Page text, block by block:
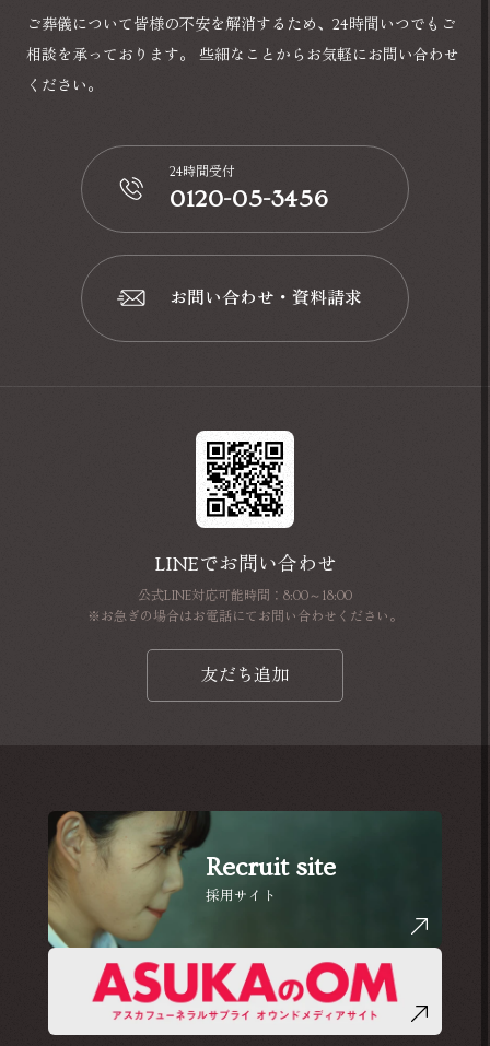
ご葬儀について皆様の不安を解消するため、24時間いつでもご
相談を承っております。
些細なことからお気軽にお問い合わせ
ください。
📞
24時間受付
0120-05-3456
📩
お問い合わせ・資料請求
LINEでお問い合わせ
公式LINE対応可能時間：8:00～18:00
※お急ぎの場合はお電話にてお問い合わせください。
友だち追加
採用サイト
Recruit site